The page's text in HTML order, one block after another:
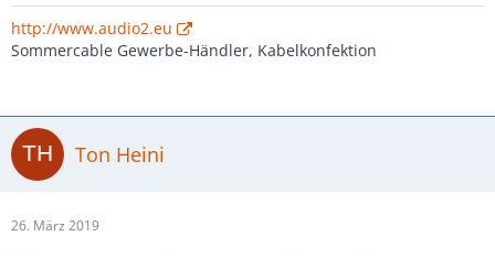
http://www.audio2.eu
Sommercable Gewerbe-Händler, Kabelkonfektion
Ton Heini
26. März 2019